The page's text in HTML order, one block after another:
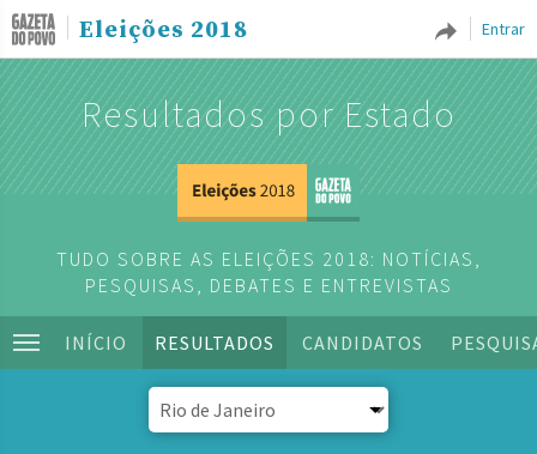
Entrar
Eleições 2018
Resultados por Estado
TUDO SOBRE AS ELEIÇÕES 2018: NOTÍCIAS,
PESQUISAS, DEBATES E ENTREVISTAS
INÍCIO RESULTADOS CANDIDATOS